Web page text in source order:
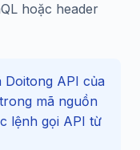
hoặc header
Doitong API của
mã nguồn
lệnh gọi API từ